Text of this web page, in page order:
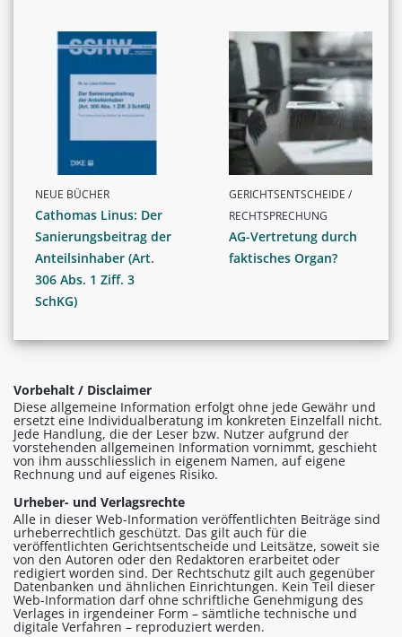
NEUE BÜCHER
Cathomas Linus: Der
Sanierungsbeitrag der
Anteilsinhaber (Art.
306 Abs. 1 Ziff. 3
SchKG)
GERICHTSENTSCHEIDE /
RECHTSPRECHUNG
AG-Vertretung durch
faktisches Organ?
Vorbehalt / Disclaimer
Diese allgemeine Information erfolgt ohne jede Gewähr und
ersetzt eine Individualberatung im konkreten Einzelfall nicht.
Jede Handlung, die der Leser bzw. Nutzer aufgrund der
vorstehenden allgemeinen Information vornimmt, geschieht
von ihm ausschliesslich in eigenem Namen, auf eigene
Rechnung und auf eigenes Risiko.
Urheber- und Verlagsrechte
Alle in dieser Web-Information veröffentlichten Beiträge sind
urheberrechtlich geschützt. Das gilt auch für die
veröffentlichten Gerichtsentscheide und Leitsätze, soweit sie
von den Autoren oder den Redaktoren erarbeitet oder
redigiert worden sind. Der Rechtschutz gilt auch gegenüber
Datenbanken und ähnlichen Einrichtungen. Kein Teil dieser
Web-Information darf ohne schriftliche Genehmigung des
Verlages in irgendeiner Form – sämtliche technische und
digitale Verfahren – reproduziert werden.